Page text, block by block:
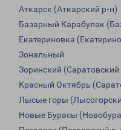
Аткарск (Аткарский р-н)
Базарный Карабулак
Екатериновка
Зональный
Зоринский (Саратовский
Красный Октябрь
Лысые горы
Новые Бурасы